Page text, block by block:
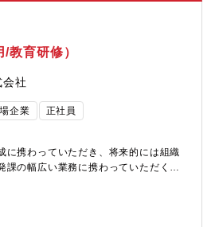
みを推進する業務であり、会社に変化
各種取組みの推進担当として従事し、
に応じて各事業拠点のICT専任HR領
品とシェアについて：】
極薄銅箔（世界No.1シェア：95%）／
ドVSP(世界シェア60%)／二輪車向け
ェア：50%）／ハイブリッド車用電池
／MLCC向け銅粉(世界シェア:30%)／
す。
（新卒・中途）
題を踏まえた、タレントマネジメン
策の策定～実行
、組織開発・エンゲージメント向
る課題全般に対するコンサルティング
を両立する戦略的な労働組合との労使
対応
/教育研修）
社
企業 正社員
に携わっていただき、将来的には組織
課の幅広い業務に携わっていただくこ